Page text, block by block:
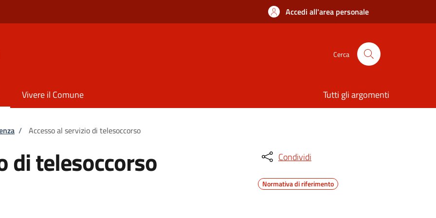
Accedi all'area personale
Cerca
Vivere il Comune Tutti gli argomenti
/ Accesso al servizio di telesoccorso
di telesoccorso Condividi
Normativa di riferimento